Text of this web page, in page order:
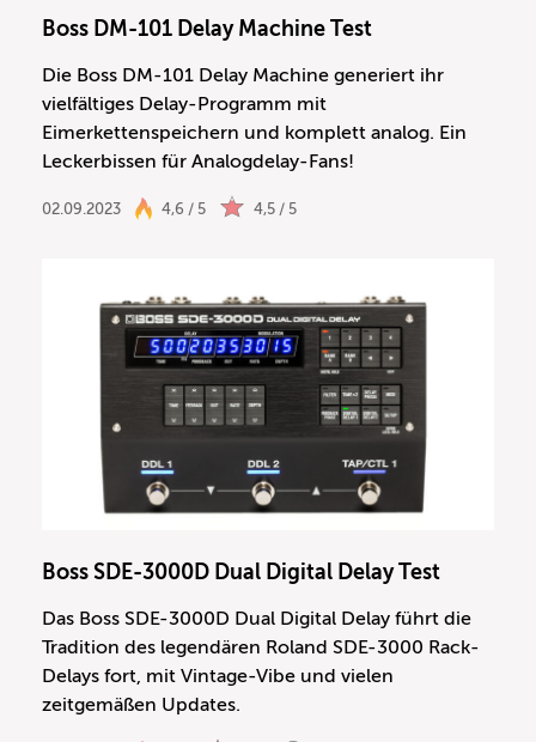
Boss DM-101 Delay Machine Test
Die Boss DM-101 Delay Machine generiert ihr
vielfältiges Delay-Programm mit
Eimerkettenspeichern und komplett analog. Ein
Leckerbissen für Analogdelay-Fans!
02.09.2023 4,6 / 5 4,5 / 5
Boss SDE-3000D Dual Digital Delay Test
Das Boss SDE-3000D Dual Digital Delay führt die
Tradition des legendären Roland SDE-3000 Rack-
Delays fort, mit Vintage-Vibe und vielen
zeitgemäßen Updates.